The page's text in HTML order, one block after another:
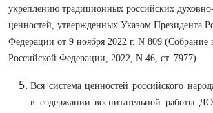
укреплению традиционных российских
ценностей, утвержденных Указом Президента
Федерации от 9 ноября 2022 г. N 809 (Собрание
Российской Федерации, 2022, N 46, ст. 7977).
Вся система ценностей российского
в содержании воспитательной работы